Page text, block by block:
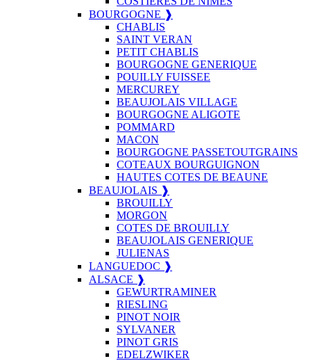
BOURGOGNE ❱
CHABLIS
SAINT VERAN
PETIT CHABLIS
BOURGOGNE GENERIQUE
POUILLY FUISSEE
MERCUREY
BEAUJOLAIS VILLAGE
BOURGOGNE ALIGOTE
POMMARD
MACON
BOURGOGNE PASSETOUTGRAINS
COTEAUX BOURGUIGNON
HAUTES COTES DE BEAUNE
BEAUJOLAIS ❱
BROUILLY
MORGON
COTES DE BROUILLY
BEAUJOLAIS GENERIQUE
JULIENAS
LANGUEDOC ❱
ALSACE ❱
GEWURTRAMINER
RIESLING
PINOT NOIR
SYLVANER
PINOT GRIS
EDELZWIKER